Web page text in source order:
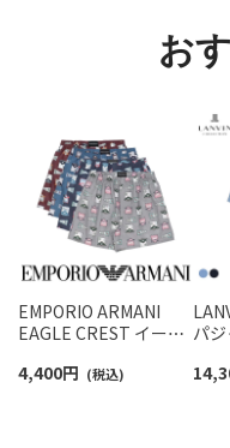
お
EMPORIO ARMANI
EAGLE CREST イーグ
ーブン トランクス
4,400円 (税込)
パ
ン